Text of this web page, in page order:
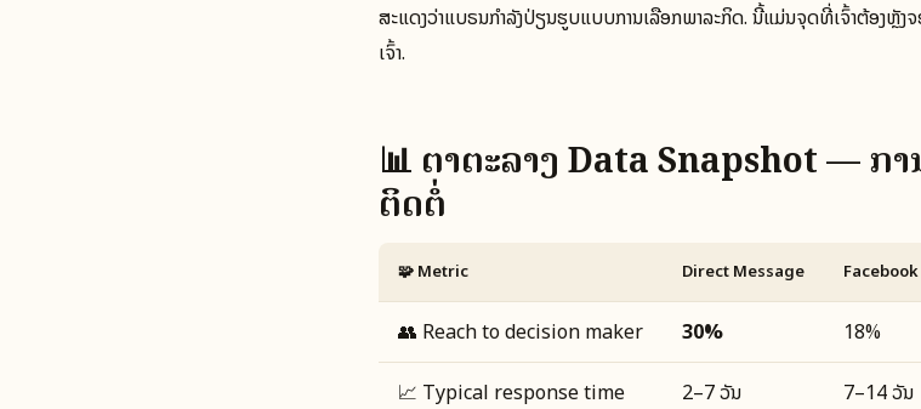
ສະແດງວ່າແບຣນກຳລັງປ່ຽນຮູບແບບການເລືອກພາລະກິດ. ນີ້ແມ່ນຈຸດທີ່ເຈົ້າຕ້ອງຫຼັ
ເຈົ້າ.
📊 ຕາຕະລາງ Data Snapshot — ກ
ຕິດຕໍ່
🧩 Metric Direct Message
👥 Reach to decision maker 30% 18%
📈 Typical response time
2–7 ວັນ 7–14 ວັນ